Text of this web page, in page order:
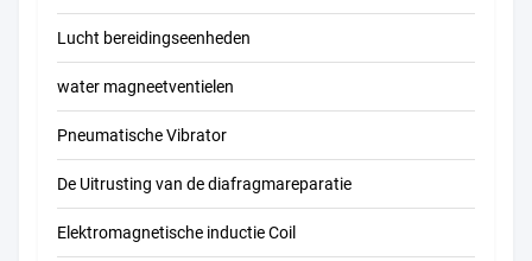
Lucht bereidingseenheden
water magneetventielen
Pneumatische Vibrator
De Uitrusting van de diafragmareparatie
Elektromagnetische inductie Coil